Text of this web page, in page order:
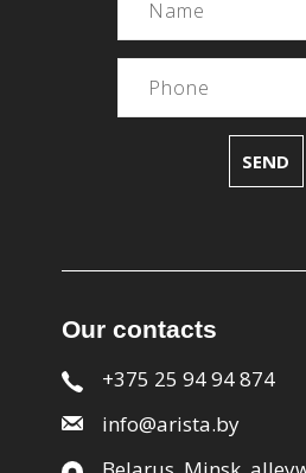
Our contacts
+375 25 94 94 874
info@arista.by